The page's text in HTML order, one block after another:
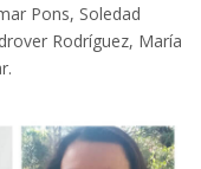
Pons, Soledad
Rodríguez, María